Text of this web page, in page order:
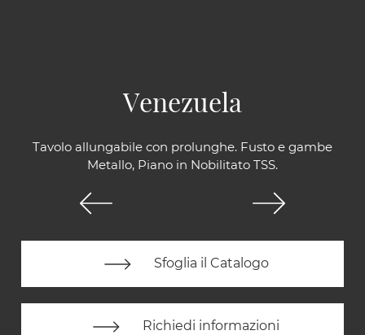
Tavolo allungabile con prolunghe. Fusto e gambe
Metallo, Piano in Nobilitato TSS.
Sfoglia il Catalogo
Richiedi informazioni
Venezuela